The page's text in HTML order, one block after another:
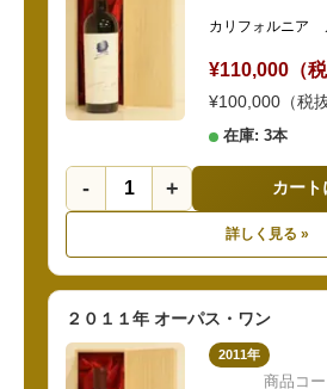
カリフォルニア
¥110,000（税
¥100,000（税抜
在庫: 3本
- + カート
詳しく見る »
２０１１年 オーパス・ワン
2011年
商品コ